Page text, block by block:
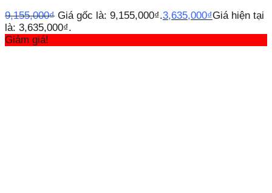
9,155,000₫ Giá gốc là: 9,155,000₫.3,635,000₫Giá hiện tại
là: 3,635,000₫.
Giảm giá!